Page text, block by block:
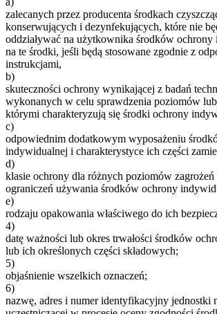
zalecanych przez producenta środkach
konserwujących i dezynfekujących, które nie
oddziaływać na użytkownika środków
na te środki, jeśli będą stosowane zgodnie z
instrukcjami,
b)
skuteczności ochrony wynikającej z badań
wykonanych w celu sprawdzenia poziomów
którymi charakteryzują się środki ochrony
c)
odpowiednim dodatkowym wyposażeniu
indywidualnej i charakterystyce ich części
d)
klasie ochrony dla różnych poziomów
ograniczeń używania środków ochrony
e)
rodzaju opakowania właściwego do ich
4)
datę ważności lub okres trwałości środków
lub ich określonych części składowych;
5)
objaśnienie wszelkich oznaczeń;
6)
nazwę, adres i numer identyfikacyjny jednostki